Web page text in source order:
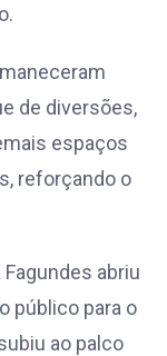
de diversões,
espaços
reforçando o
abriu
público para o
ao palco